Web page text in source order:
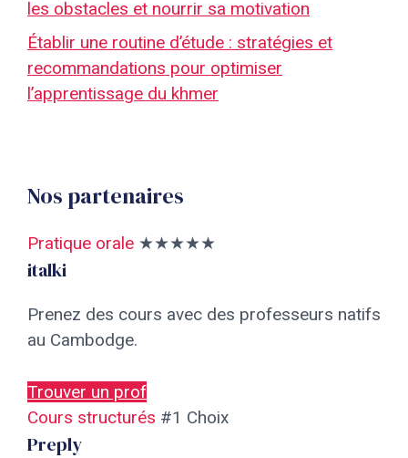
les obstacles et nourrir sa motivation
Établir une routine d’étude : stratégies et
recommandations pour optimiser
l’apprentissage du khmer
Nos partenaires
Pratique orale ★★★★★
italki
Prenez des cours avec des professeurs natifs
au Cambodge.
Trouver un prof
Cours structurés #1 Choix
Preply